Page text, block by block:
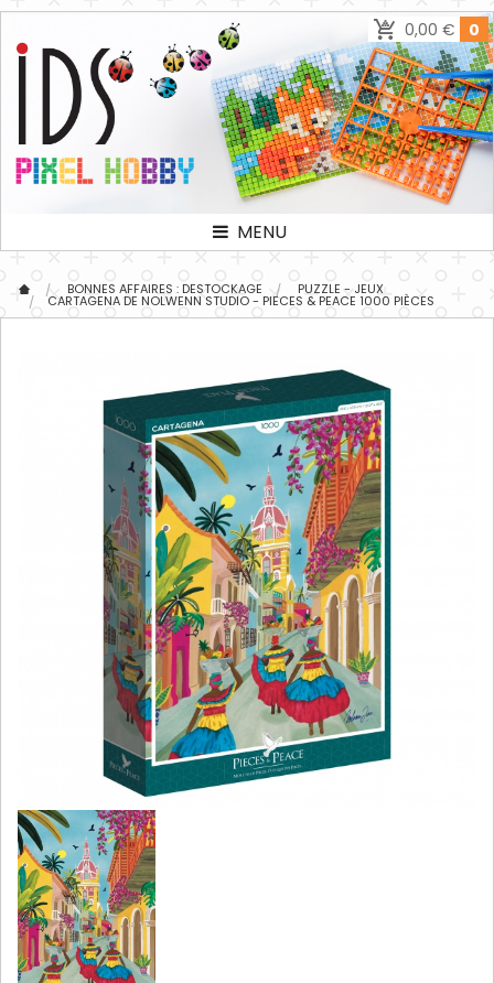
0,00 € 0
MENU
BONNES AFFAIRES : DESTOCKAGE PUZZLE - JEUX
CARTAGENA DE NOLWENN STUDIO - PIECES & PEACE 1000 PIÈCES